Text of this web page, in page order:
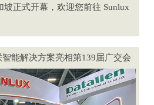
坡正式开幕，欢迎您前往 Sunlux
智能解决方案亮相第139届广交会